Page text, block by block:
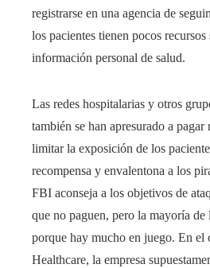
registrarse en una agencia de
los pacientes tienen pocos recursos
información personal de salud.
Las redes hospitalarias y otros
también se han apresurado a pagar
limitar la exposición de los
recompensa y envalentona a los
FBI aconseja a los objetivos de
que no paguen, pero la mayoría de
porque hay mucho en juego. En el
Healthcare, la empresa